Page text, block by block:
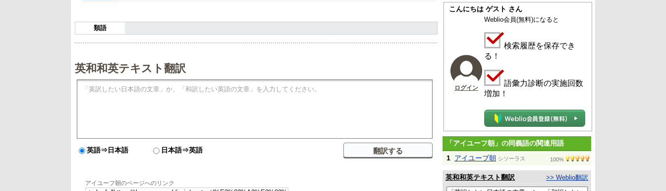
類語
英和和英テキスト翻訳
英語⇒日本語 日本語⇒英語
アイユーフ朝のページへのリンク
こんにちは ゲスト さん
ログイン
Weblio会員(無料)になると
検索履歴を保存でき
る！
語彙力診断の実施回数
増加！
「アイユーフ朝」の同義語の関連用語
1 アイユーブ朝 シソーラス 100%
英和和英テキスト翻訳 >> Weblio翻訳